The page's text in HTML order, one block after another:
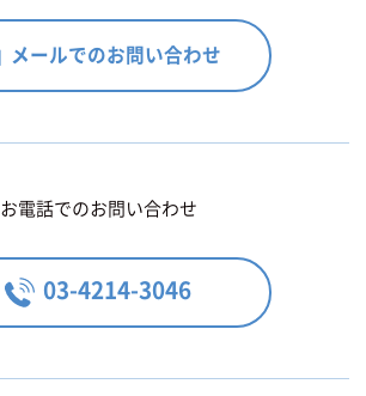
メールでのお問い合わせ
お電話でのお問い合わせ
03-4214-3046